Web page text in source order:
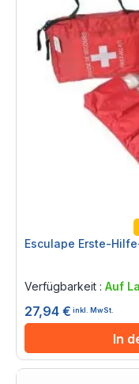
Esculape Erste-
Verfügbarkeit : Auf
27,94 € inkl. MwSt.
In